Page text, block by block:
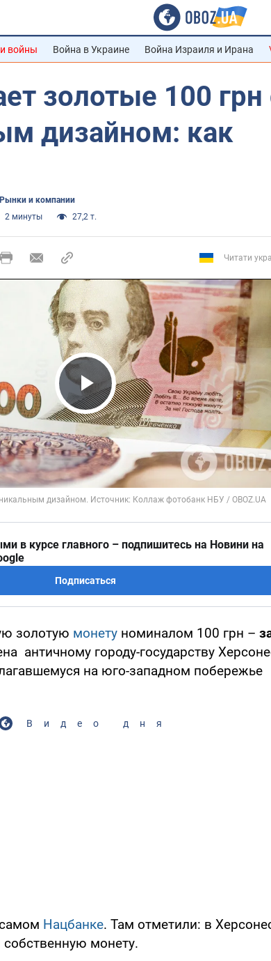
войны Война в Украине Война Израиля и Ирана
золотые 100 грн
дизайном: как
Рынки и компании
2 минуты 27,2 т.
Читати
Play Video
в курсе главного – подпишитесь на Новини на
Подписаться
золотую монету номиналом 100 грн –
античному городу-государству
на юго-западном побережье
Видео дня
Нацбанке. Там отметили: в
монету.